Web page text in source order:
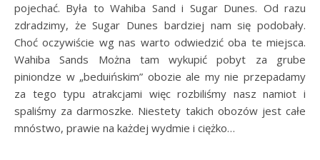
pojechać. Była to Wahiba Sand i Sugar Dunes. Od razu
zdradzimy, że Sugar Dunes bardziej nam się podobały.
Choć oczywiście wg nas warto odwiedzić oba te miejsca.
Wahiba Sands Można tam wykupić pobyt za grube
piniondze w „beduińskim” obozie ale my nie przepadamy
za tego typu atrakcjami więc rozbiliśmy nasz namiot i
spaliśmy za darmoszke. Niestety takich obozów jest całe
mnóstwo, prawie na każdej wydmie i ciężko…